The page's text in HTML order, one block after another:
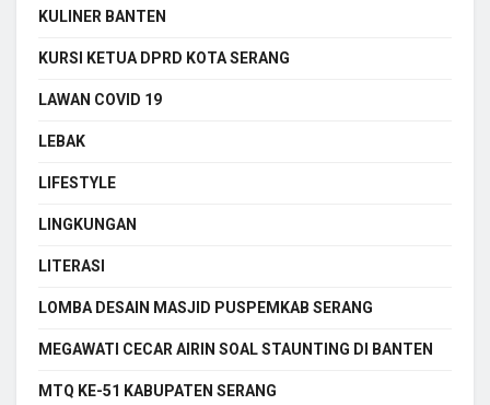
KULINER BANTEN
KURSI KETUA DPRD KOTA SERANG
LAWAN COVID 19
LEBAK
LIFESTYLE
LINGKUNGAN
LITERASI
LOMBA DESAIN MASJID PUSPEMKAB SERANG
MEGAWATI CECAR AIRIN SOAL STAUNTING DI BANTEN
MTQ KE-51 KABUPATEN SERANG